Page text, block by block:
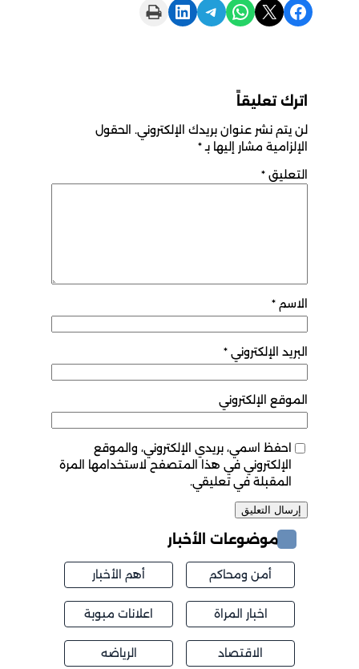
Share on Facebook
Share on X
Share on WhatsApp
Share on Telegram
Share on LinkedIn
Print this Page
اترك تعليقاً
لن يتم نشر عنوان بريدك الإلكتروني. الحقول
الإلزامية مشار إليها بـ *
التعليق*
الاسم*
البريد الإلكتروني *
الموقع الإلكتروني
احفظ اسمي، بريدي الإلكتروني، والموقع
الإلكتروني في هذا المتصفح لاستخدامها المرة
المقبلة في تعليقي.
موضوعات الأخبار
أمن ومحاكم أهم الأخبار
اخبار المراة اعلانات مبوبة
الاقتصاد الرياضه